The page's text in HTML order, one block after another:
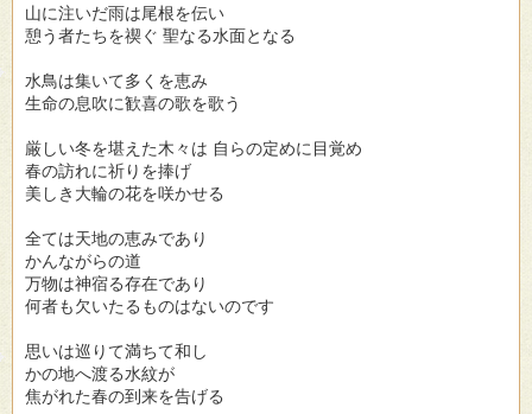
山に注いだ雨は尾根を伝い
憩う者たちを禊ぐ 聖なる水面となる
水鳥は集いて多くを恵み
生命の息吹に歓喜の歌を歌う
厳しい冬を堪えた木々は 自らの定めに目覚め
春の訪れに祈りを捧げ
美しき大輪の花を咲かせる
全ては天地の恵みであり
かんながらの道
万物は神宿る存在であり
何者も欠いたるものはないのです
思いは巡りて満ちて和し
かの地へ渡る水紋が
焦がれた春の到来を告げる